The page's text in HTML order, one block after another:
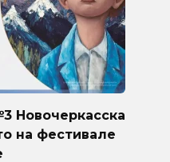
Новочеркасска
на фестивале